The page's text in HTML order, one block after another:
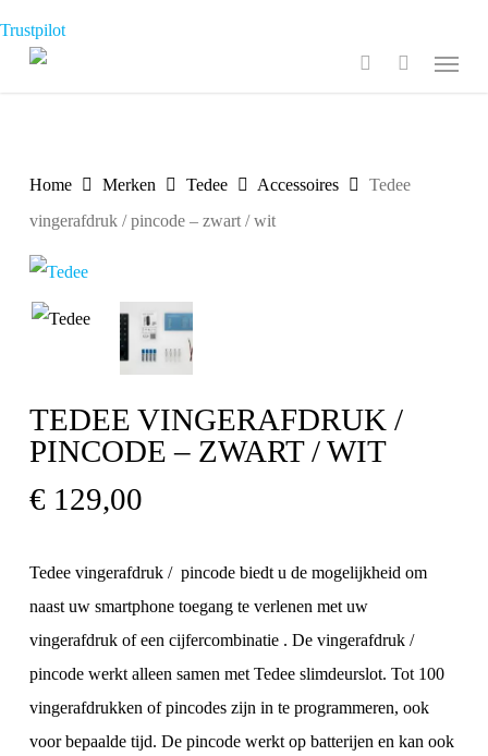
Trustpilot
Menu
Home Merken Tedee Accessoires
Tedee
vingerafdruk / pincode – zwart / wit
TEDEE VINGERAFDRUK /
PINCODE – ZWART / WIT
€ 129,00
Tedee vingerafdruk / pincode biedt u de mogelijkheid om
naast uw smartphone toegang te verlenen met uw
vingerafdruk of een cijfercombinatie . De vingerafdruk /
pincode werkt alleen samen met Tedee slimdeurslot. Tot 100
vingerafdrukken of pincodes zijn in te programmeren, ook
voor bepaalde tijd. De pincode werkt op batterijen en kan ook